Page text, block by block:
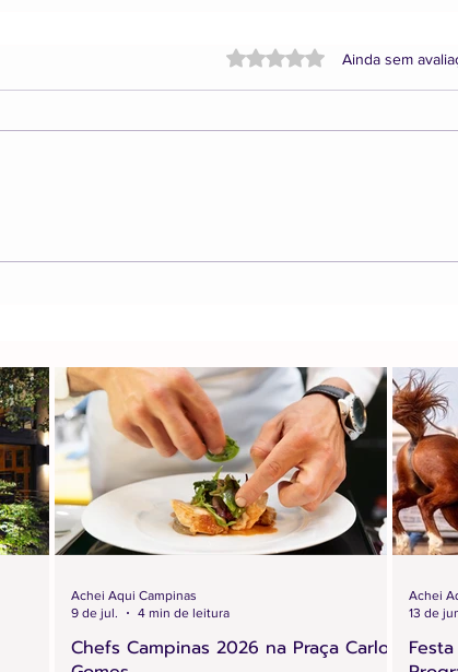
Avaliado com 0 de 5
Ainda sem
Chefs Campinas 2026 na Praça Carlos
Achei Aqui Campinas
9 de jul.
4 min de leitura
Achei
13 de